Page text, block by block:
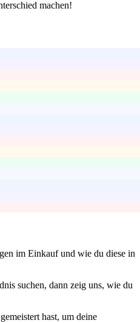
machen!
im Einkauf und wie du diese in
suchen, dann zeig uns, wie du
hast, um deine